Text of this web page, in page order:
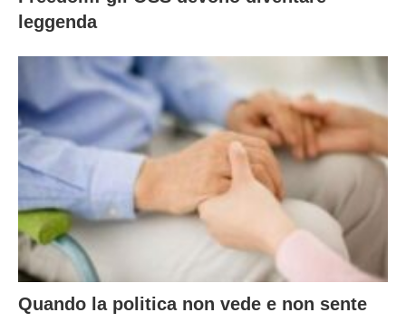
leggenda
Quando la politica non vede e non sente